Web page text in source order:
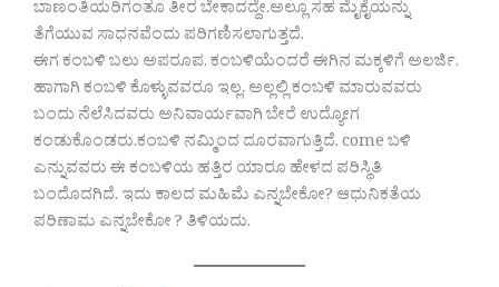
ಬಾಣಂತಿಯರಿಗಂತೂ ತೀರ ಬೇಕಾದದ್ದೇ.ಅಲ್ಲೂ ಸಹ ಮೈಕೈಯನ್ನು
ತೆಗೆಯುವ ಸಾಧನವೆಂದು ಪರಿಗಣಿಸಲಾಗುತ್ತದೆ.
ಈಗ ಕಂಬಳಿ ಬಲು ಅಪರೂಪ. ಕಂಬಳಿಯೆಂದರೆ ಈಗಿನ ಮಕ್ಕಳಿಗೆ ಅಲರ್ಜಿ.
ಹಾಗಾಗಿ ಕಂಬಳಿ ಕೊಳ್ಳುವವರೂ ಇಲ್ಲ. ಅಲ್ಲಲ್ಲಿ ಕಂಬಳಿ ಮಾರುವವರು
ಬಂದು ನೆಲೆಸಿದವರು ಅನಿವಾರ್ಯವಾಗಿ ಬೇರೆ ಉದ್ಯೋಗ
ಕಂಡುಕೊಂಡರು.ಕಂಬಳಿ ನಮ್ಮಿಂದ ದೂರವಾಗುತ್ತಿದೆ. come ಬಳಿ
ಎನ್ನುವವರು ಈ ಕಂಬಳಿಯ ಹತ್ತಿರ ಯಾರೂ ಹೇಳದ ಪರಿಸ್ಥಿತಿ
ಬಂದೊದಗಿದೆ. ಇದು ಕಾಲದ ಮಹಿಮೆ ಎನ್ನಬೇಕೋ? ಆಧುನಿಕತೆಯ
ಪರಿಣಾಮ ಎನ್ನಬೇಕೋ ? ತಿಳಿಯದು.